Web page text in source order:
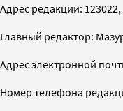
Адрес редакции: 123022,
Главный редактор:
Адрес электронной
Номер телефона